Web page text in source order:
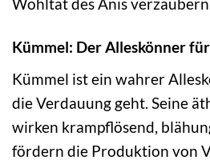
Kümmel: Der Alleskönner
Kümmel ist ein wahrer
die Verdauung geht. Seine
wirken krampflösend,
fördern die Produktion von